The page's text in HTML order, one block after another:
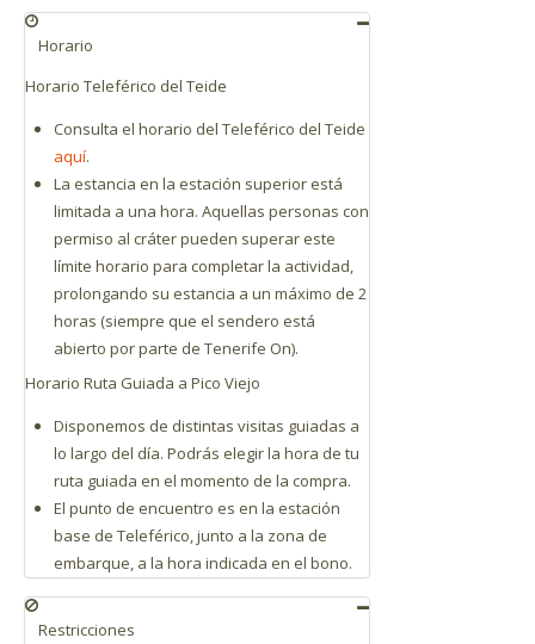
Horario
Horario Teleférico del Teide
Consulta el horario del Teleférico del Teide
aquí.
La estancia en la estación superior está
limitada a una hora. Aquellas personas con
permiso al cráter pueden superar este
límite horario para completar la actividad,
prolongando su estancia a un máximo de 2
horas (siempre que el sendero está
abierto por parte de Tenerife On).
Horario Ruta Guiada a Pico Viejo
Disponemos de distintas visitas guiadas a
lo largo del día. Podrás elegir la hora de tu
ruta guiada en el momento de la compra.
El punto de encuentro es en la estación
base de Teleférico, junto a la zona de
embarque, a la hora indicada en el bono.
Restricciones